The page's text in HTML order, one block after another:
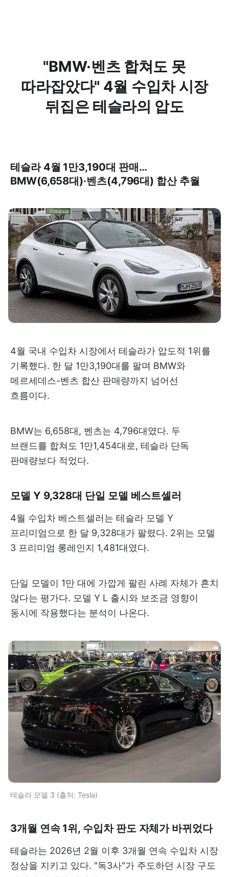
"BMW·벤츠 합쳐도 못
따라잡았다" 4월 수입차 시장
뒤집은 테슬라의 압도
테슬라 4월 1만3,190대 판매…
BMW(6,658대)·벤츠(4,796대) 합산 추월
4월 국내 수입차 시장에서 테슬라가 압도적 1위를
기록했다. 한 달 1만3,190대를 팔며 BMW와
메르세데스-벤츠 합산 판매량까지 넘어선
흐름이다.
BMW는 6,658대, 벤츠는 4,796대였다. 두
브랜드를 합쳐도 1만1,454대로, 테슬라 단독
판매량보다 적었다.
모델 Y 9,328대 단일 모델 베스트셀러
4월 수입차 베스트셀러는 테슬라 모델 Y
프리미엄으로 한 달 9,328대가 팔렸다. 2위는 모델
3 프리미엄 롱레인지 1,481대였다.
단일 모델이 1만 대에 가깝게 팔린 사례 자체가 흔치
않다는 평가다. 모델 Y L 출시와 보조금 영향이
동시에 작용했다는 분석이 나온다.
테슬라 모델 3 (출처: Tesla)
3개월 연속 1위, 수입차 판도 자체가 바뀌었다
테슬라는 2026년 2월 이후 3개월 연속 수입차 시장
정상을 지키고 있다. "독3사"가 주도하던 시장 구도